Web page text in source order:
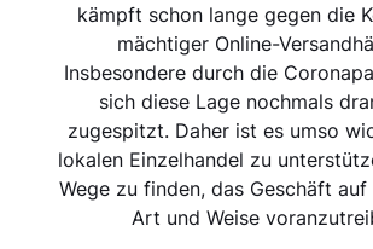
kämpft schon lange gegen die
mächtiger Online-
Insbesondere durch die
sich diese Lage nochmals
zugespitzt. Daher ist es umso
lokalen Einzelhandel zu
Wege zu finden, das Geschäft
Art und Weise